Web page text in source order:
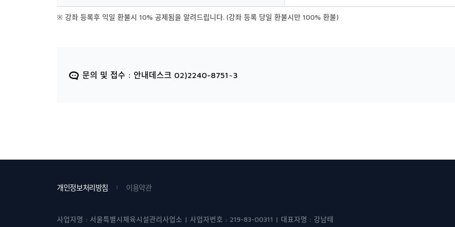
※ 강좌 등록후 익일 환불시 10% 공제됨을 알려드립니다. (강좌 등록 당일 환불시만 100% 환불)
문의 및 접수 : 안내데스크 02)2240-8751~3
개인정보처리방침 이용약관
사업자명 : 서울특별시체육시설관리사업소 | 사업자번호 : 219-83-00311 | 대표자명 : 강남태